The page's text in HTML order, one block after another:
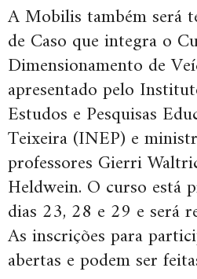
A Mobilis também será
de Caso que integra o
Dimensionamento de
apresentado pelo
Estudos e Pesquisas
Teixeira (INEP) e
professores Gierri
Heldwein. O curso está
dias 23, 28 e 29 e será
As inscrições para
abertas e podem ser